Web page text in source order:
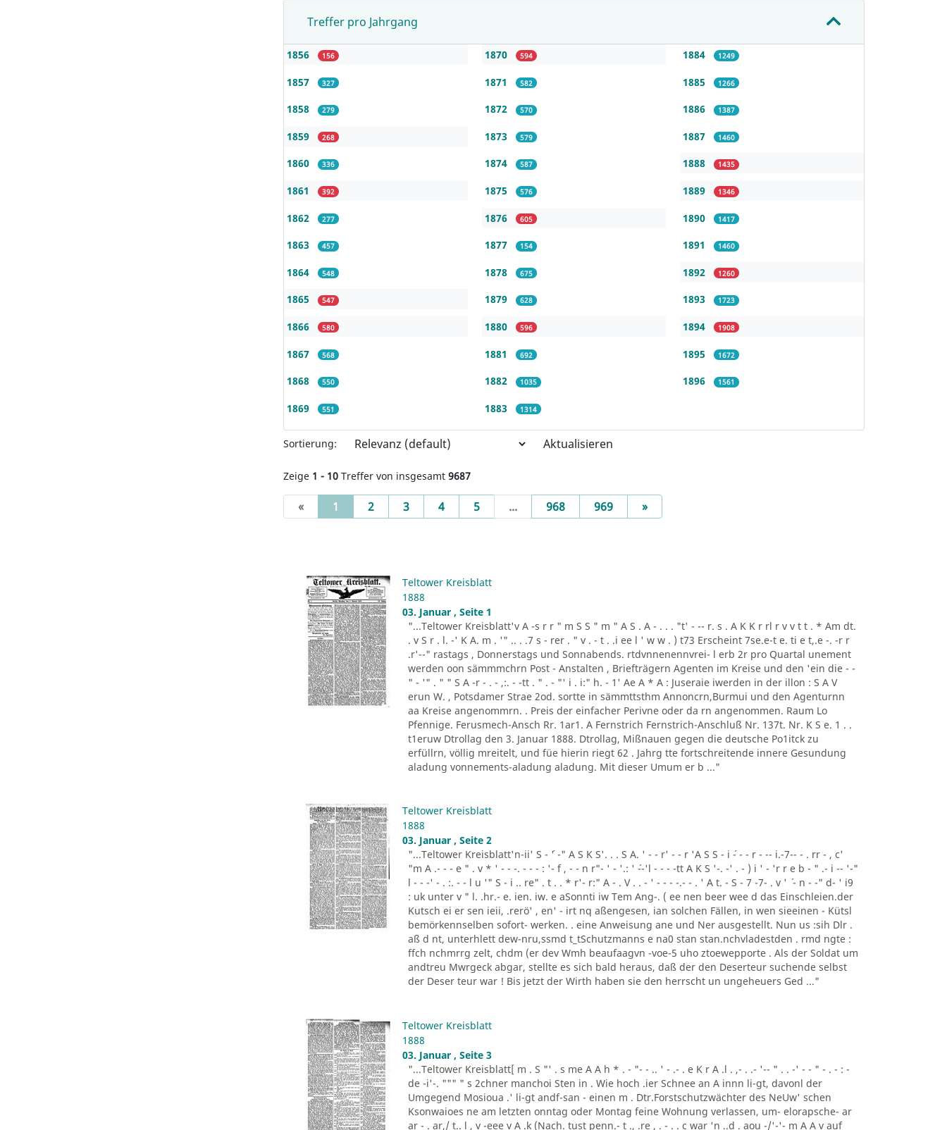
Treffer pro Jahrgang
1856 156
1857 327
1858 279
1859 268
1860 336
1861 392
1862 277
1863 457
1864 548
1865 547
1866 580
1867 568
1868 550
1869 551
1870 594
1871 582
1872 570
1873 579
1874 587
1875 576
1876 605
1877 154
1878 675
1879 628
1880 596
1881 692
1882 1035
1883 1314
1884 1249
1885 1266
1886 1387
1887 1460
1888 1435
1889 1346
1890 1417
1891 1460
1892 1260
1893 1723
1894 1908
1895 1672
1896 1561
Sortierung: Aktualisieren
Zeige 1 - 10 Treffer von insgesamt 9687
« 1 (current)
2 3 4 5 ... 968 969 »Next
Teltower Kreisblatt
1888
03. Januar , Seite 1
"...Teltower Kreisblatt'v A -s r r " m S S " m " A S . A - . . . "t' - -- r. s . A K K r rl r v v t t . * Am dt.
. v S r . l. -' K A. m . '" .. . .7 s - rer . " v . - t . .i ee l ' w w . ) t73 Erscheint 7se.e-t e. ti e t,.e -. -r r
.r'--" rastags , Donnerstags und Sonnabends. rtdvnnenennvrei- l erb 2r pro Quartal unement
werden oon sämmmchrn Post - Anstalten , Briefträgern Agenten im Kreise und den 'ein die - -
" - '" . " " S A -r - . - ,:. - -tt . " . - "' i . i:" h. - 1' Ae A * A : Juseraie iwerden in der illon : S A V
erun W. , Potsdamer Strae 2od. sortte in sämmttsthm Annoncrn,Burmui und den Agenturnn
aa Kreise angenommrn. . Preis der einfacher Perivne oder da rn angenommen. Raum Lo
Pfennige. Ferusmech-Ansch Rr. 1ar1. A Fernstrich Fernstrich-Anschluß Nr. 137t. Nr. K S e. 1 . .
t1eruw Dtrollag den 3. Januar 1888. Dtrollag, Mißnauen gegen die deutsche Po1itck zu
erfüllrn, völlig mreitelt, und füe hierin riegt 62 . Jahrg tte fortschreitende innere Gesundung
aladung vonnements-aladung aladung. Mit dieser Umum er b ..."
Teltower Kreisblatt
1888
03. Januar , Seite 2
"...Teltower Kreisblatt'n-ii' S - ´' -" A S K S'. . . S A. ' - - r' - - r 'A S S - i ´- - - r - -- i.-7-- - . rr - , c'
"m A .- - - e " . v * ' - - -. - - - : '- f , - - n r"- ' - '.: ' ´--'l - - - -tt A K S '-. -' . - ) i ' - 'r r e b - " .- i -- '-"
l - - -' - . :. - - l u '" S - i .. re" . t . . * r'- r:" A - . V . . - ' - - - -.- - . ' A t. - S - 7 -7- . v ' ´ - n - -" d- ' i9
: uk unter v " l. .hr.- e. ien. iw. e aSonnti iw Tem Ang-. ( ee nen beer wee d das Einschleien.der
Kutsch ei er sen ieii, .rerö' , en' - irt nq aßengesen, ian solchen Fällen, in wen sieeinen - Kütsl
bemörkennselben sofort- werken. . eine Anweisung ane und Ner ausgestellt. Nun us :sih Dlr .
aß d nt, unterhlett dew-nru,ssmd t_tSchutzmanns e na0 stan stan.nchvladestden . rmd ngte :
ffch nchmrrg zelt, chdm (er dev Wmh beaufaagvn -voe-5 uho ztoewepporte . Als der Soldat um
andtreu Mwrgeck abgar, stellte es sich bald heraus, daß der den Deserteur suchende selbst
der Deser teur war ! Bis jetzt der Wirth haben sie den herrscht un ungeheuers Ged ..."
Teltower Kreisblatt
1888
03. Januar , Seite 3
"...Teltower Kreisblatt[ m . S "' . s me A A h * . - "- - .. ' - .- . e K r A .l . ,- . .- '-- " . . -' - - " - . - : -
de -i'-. """ " s 2chner manchoi Sten in . Wie hoch .ier Schnee an A innn li-gt, davonl der
Umgegend Mosioua .' li-gt andf-san - einen m . Dtr.Forstschutzwächter des NeUw' schen
Ksonwaioes ne am letzten onntag oder Montag feine Wohnung verlassen, um- elorapsche- ar
ar - . ar,/ t.. l , v -eee v A .k (Nach. tust penn.- t ., .re , . - . . c war 'n ..d . aou -/'-'- m A A v auf